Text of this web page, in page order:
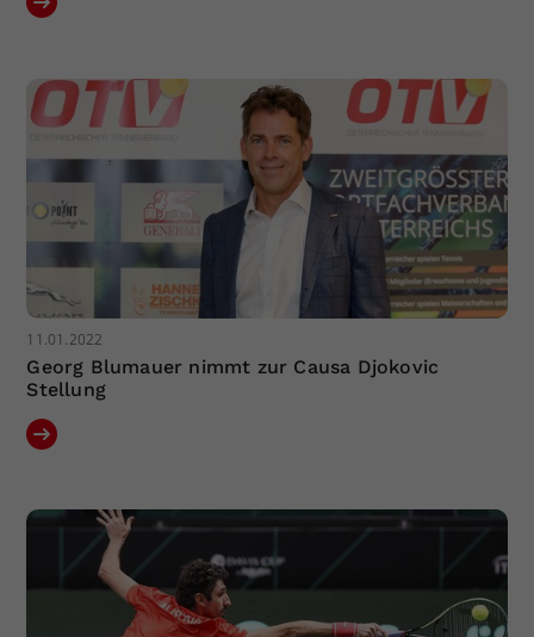
11.01.2022
Georg Blumauer nimmt zur Causa Djokovic
Stellung